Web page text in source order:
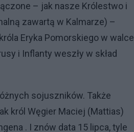
– jak nasze Królestwo i
zawartą w Kalmarze) –
Eryka Pomorskiego w walce
i Inflanty weszły w skład
sojuszników. Także
król Węgier Maciej (Mattias)
. I znów data 15 lipca, tyle